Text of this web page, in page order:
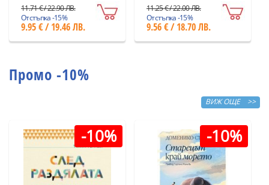
11.71 € / 22.90 ЛВ.
Отстъпка -15%
9.95 € / 19.46 ЛВ.
11.25 € / 22.00 ЛВ.
Отстъпка -15%
9.56 € / 18.70 ЛВ.
Промо -10%
ВИЖ ОЩЕ >>
-10% -10%